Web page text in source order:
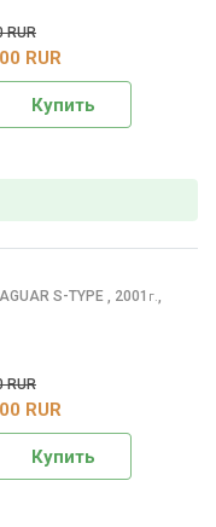
RUR
RUR
Купить
S-TYPE , 2001 г.,
RUR
RUR
Купить